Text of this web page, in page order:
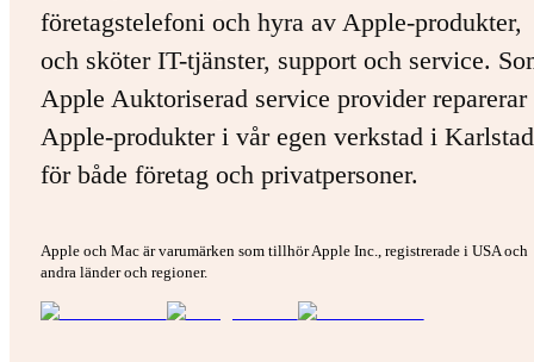
företagstelefoni och hyra av Apple-produkter,
och sköter IT-tjänster, support och service.
Apple Auktoriserad service provider
Apple-produkter i vår egen verkstad i
för både företag och privatpersoner.
Apple och Mac är varumärken som tillhör Apple Inc., registrerade i USA och
andra länder och regioner.